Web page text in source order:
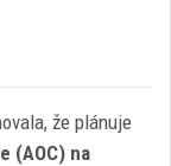
že plánuje
(AOC) na